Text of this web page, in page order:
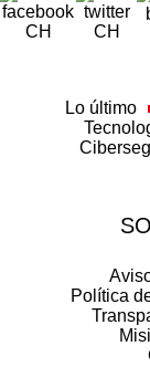
Lo último
Política